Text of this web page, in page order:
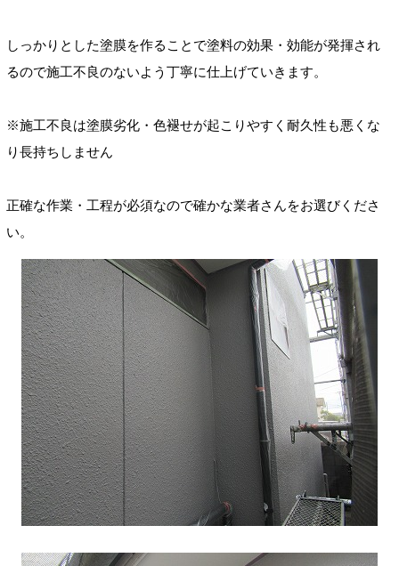
しっかりとした塗膜を作ることで塗料の効果・効能が発揮され
るので施工不良のないよう丁寧に仕上げていきます。
※施工不良は塗膜劣化・色褪せが起こりやすく耐久性も悪くな
り長持ちしません
正確な作業・工程が必須なので確かな業者さんをお選びくださ
い。